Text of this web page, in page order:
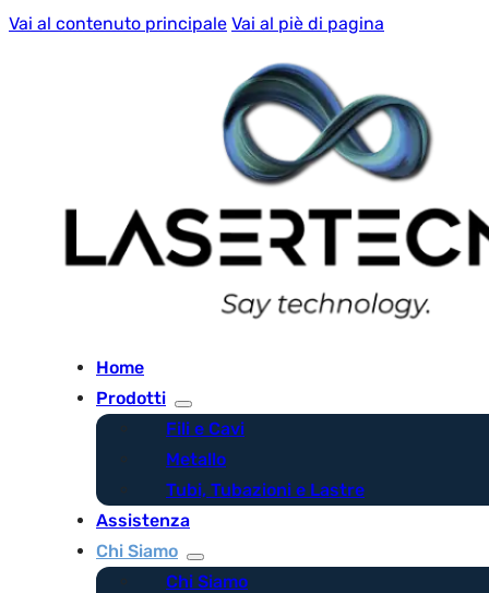
Vai al contenuto principale Vai al piè di pagina
Home
Prodotti
Fili e Cavi
Metallo
Tubi, Tubazioni e Lastre
Assistenza
Chi Siamo
Chi Siamo